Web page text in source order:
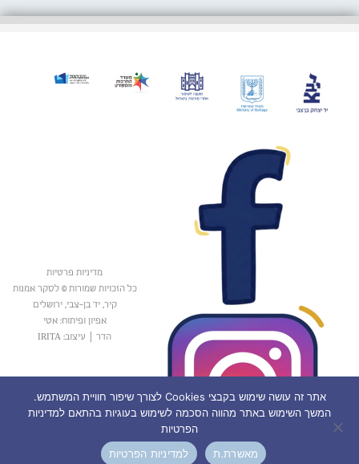
אתר זה עושה שימוש בקבצי Cookies לצורך שיפור חוויית המשתמש.
המשך השימוש באתר מהווה הסכמה לשימוש בעוגיות בהתאם למדיניות
הפרטיות
מאשרת.ת
למדיניות הפרטיות
מדיניות פרטיות
כל הזכויות שמורות © לסקר אמנות
קיר, יד בן-צבי, ירושלים
אפיון ופיתוח: אטי
הדר
עיצוב: IRITA